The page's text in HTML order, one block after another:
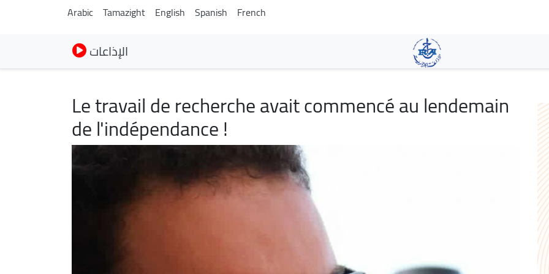
main
content
Arabic Tamazight English Spanish French
الإذاعات
Le travail de recherche avait commencé au lendemain
de l'indépendance !
Image